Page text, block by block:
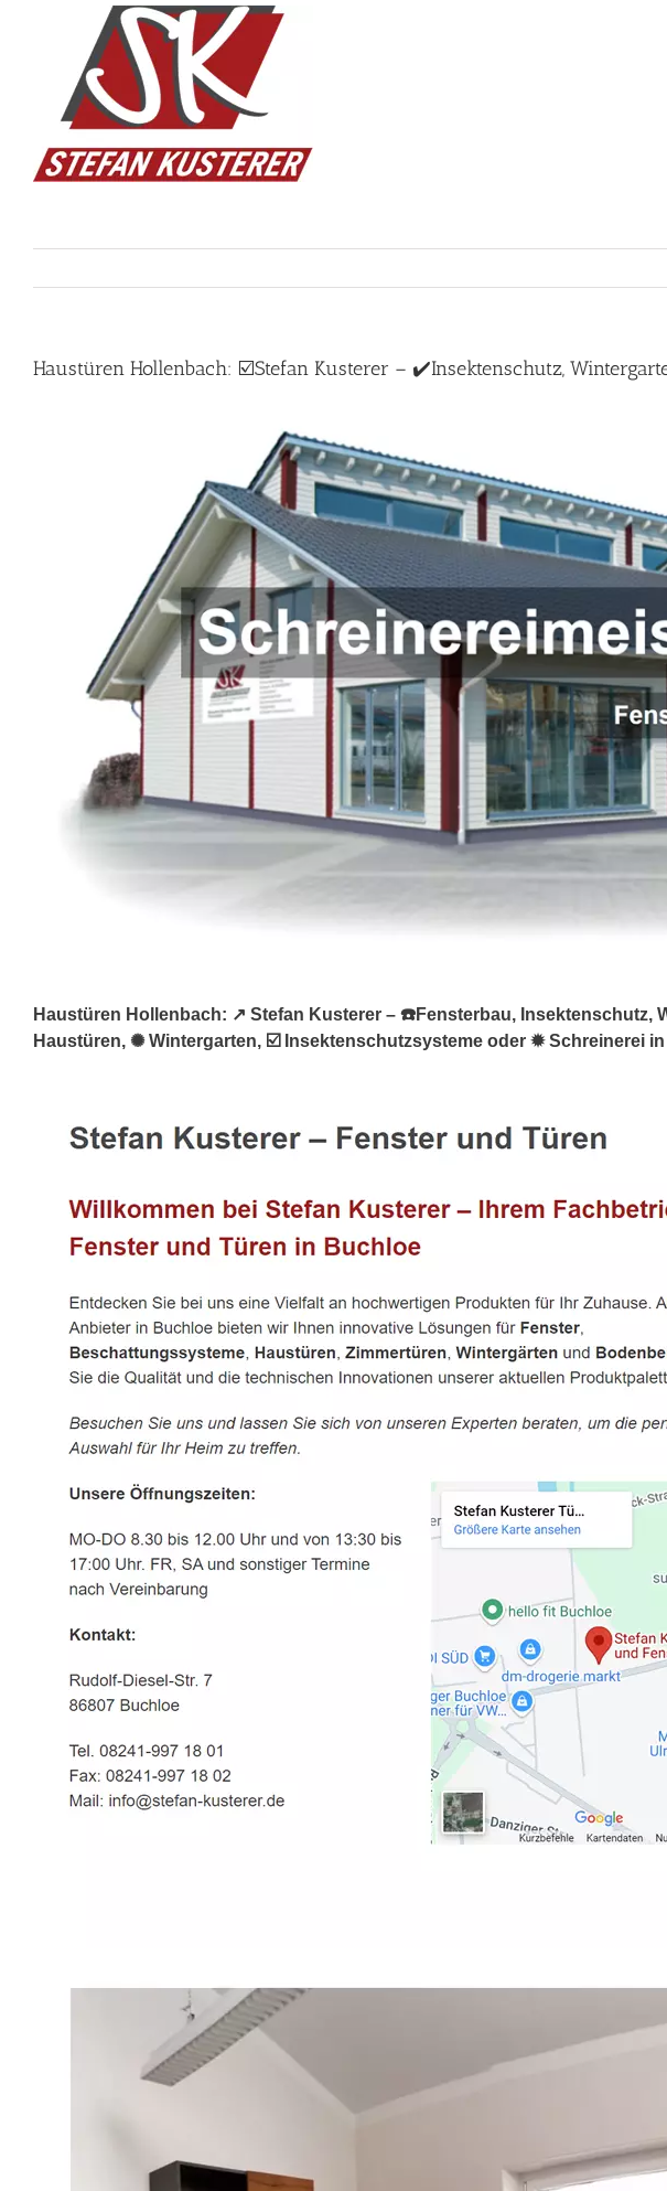
Haustüren Hollenbach: ☑️Stefan Kusterer – ✔️Insektenschutz,
Haustüren Hollenbach: ↗️ Stefan Kusterer – ☎️Fensterbau, Insektenschutz,
Haustüren, ✺ Wintergarten, ☑️ Insektenschutzsysteme oder ✹ Schreinerei